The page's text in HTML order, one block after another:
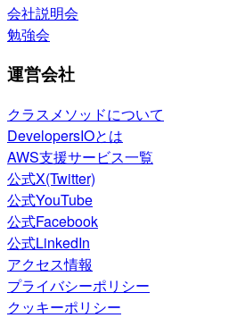
会社説明会
勉強会
運営会社
クラスメソッドについて
DevelopersIOとは
AWS支援サービス一覧
公式X(Twitter)
公式YouTube
公式Facebook
公式LinkedIn
アクセス情報
プライバシーポリシー
クッキーポリシー